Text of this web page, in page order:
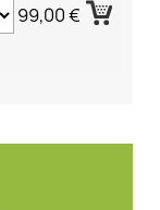
99,00 €